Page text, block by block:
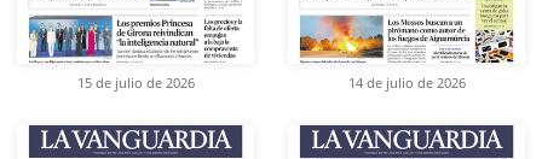
15 de julio de 2026 14 de julio de 2026